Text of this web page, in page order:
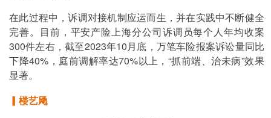
在此过程中，诉调对接机制应运而生，并在实践中不断健全
完善。目前，平安产险上海分公司诉调员每个人年均收案
300件左右，截至2023年10月底，万笔车险报案诉讼量同比
下降40%，庭前调解率达70%以上，“抓前端、治未病”效果
显著。
▎楼艺飏